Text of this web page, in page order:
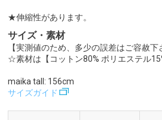
★伸縮性があります。
サイズ・素材
【実測値のため、多少の誤差はご容赦下
☆素材は【コットン80% ポリエステル
maika tall: 156cm
サイズガイド